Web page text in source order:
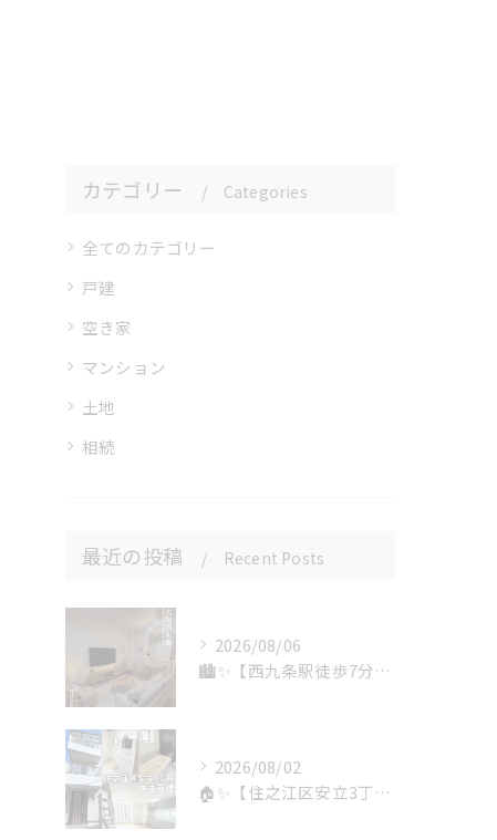
カテゴリー Categories
全てのカテゴリー
戸建
空き家
マンション
土地
相続
最近の投稿 Recent Posts
2026/08/06
🏙️✨【西九条駅徒歩7分】築浅×高層階の贅沢な住まい🌇
2026/08/02
🏠✨【住之江区安立3丁目｜中古戸建】✨🏠